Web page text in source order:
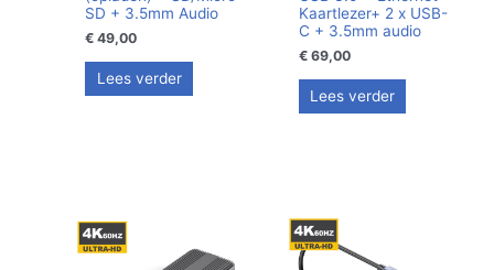
SD + 3.5mm Audio
€ 49,00
Lees verder
Kaartlezer+ 2 x USB-
C + 3.5mm audio
€69,00
Lees verder